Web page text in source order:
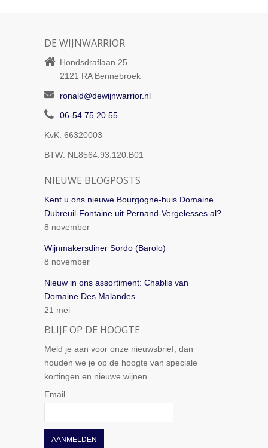
DE WIJNWARRIOR
Hondsdraflaan 25
2121 RA Bennebroek
ronald@dewijnwarrior.nl
06-54 75 20 55
KvK: 66320003
BTW: NL8564.93.120.B01
NIEUWE BLOGPOSTS
Kent u ons nieuwe Bourgogne-huis Domaine
Dubreuil-Fontaine uit Pernand-Vergelesses al?
8 november
Wijnmakersdiner Sordo (Barolo)
8 november
Nieuw in ons assortiment: Chablis van
Domaine Des Malandes
21 mei
BLIJF OP DE HOOGTE
Meld je aan voor onze nieuwsbrief, dan
houden we je op de hoogte van speciale
kortingen en nieuwe wijnen.
Email